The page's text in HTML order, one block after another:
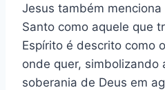
Jesus também
Santo como aquele que
Espírito é descrito como
onde quer, simbolizando
soberania de Deus em